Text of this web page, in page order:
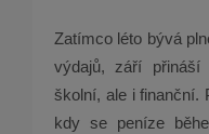
Zatímco léto bývá
výdajů, září přináší
školní, ale i finanční.
kdy se peníze